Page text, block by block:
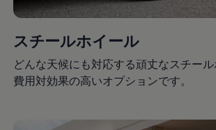
2017
2016
2015
リコール関連情報
セーフティ マイスター
スチールホイール
どんな天候にも対応する頑丈なスチー
費用対効果の高いオプションです。